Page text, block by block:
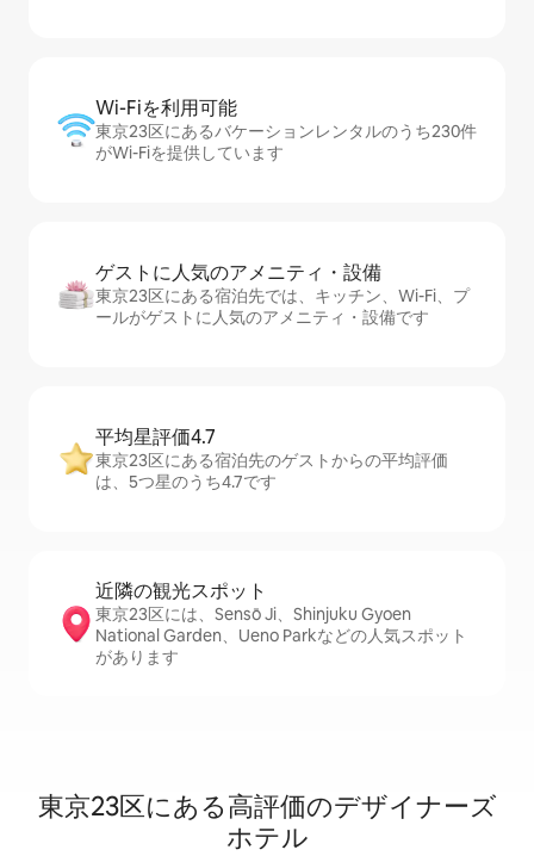
Wi-Fiを利⁠用⁠可⁠能
東京23区にあるバケーションレンタルのうち230件
がWi-Fiを提供しています
ゲストに人⁠気⁠のア⁠メ⁠ニ⁠テ⁠ィ・設⁠備
東京23区にある宿泊先では、キッチン、Wi-Fi、プ
ールがゲストに人気のアメニティ・設備です
平均星評価4.7
東京23区にある宿泊先のゲストからの平均評価
は、5つ星のうち4.7です
近隣の観光ス⁠ポ⁠ッ⁠ト
東京23区には、Sensō Ji、Shinjuku Gyoen
National Garden、Ueno Parkなどの人気スポット
があります
東京23区にある高⁠評⁠価⁠のデ⁠ザ⁠イ⁠ナ⁠ー⁠ズ
ホ⁠テ⁠ル